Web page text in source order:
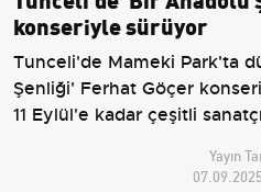
konseriyle sürüyor
Tunceli'de Mameki Park'ta
Şenliği' Ferhat Göçer
11 Eylül'e kadar çeşitli
Yayın